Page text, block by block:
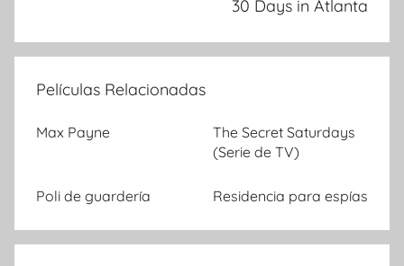
30 Days in Atlanta
Películas Relacionadas
Max Payne
The Secret Saturdays
(Serie de TV)
Poli de guardería Residencia para espías